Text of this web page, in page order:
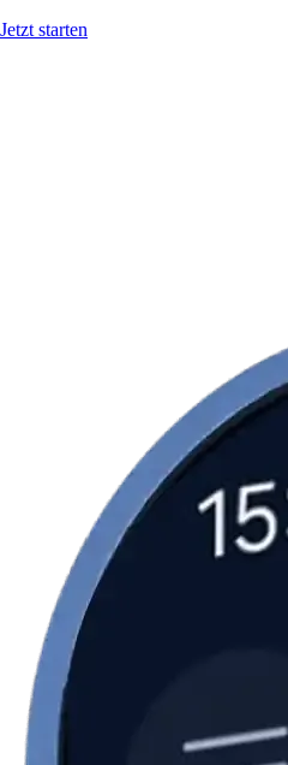
Jetzt starten